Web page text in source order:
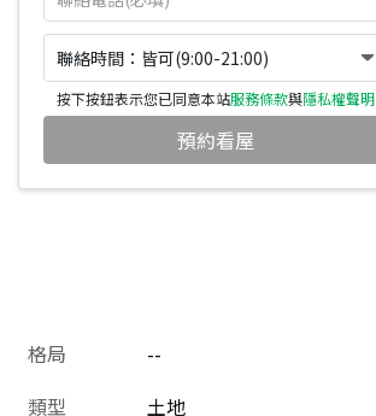
聯絡時間：皆可(9:00-21:00)
按下按鈕表示您已同意本站服務條款與隱私權聲明
預約看屋
格局
--
類型
土地